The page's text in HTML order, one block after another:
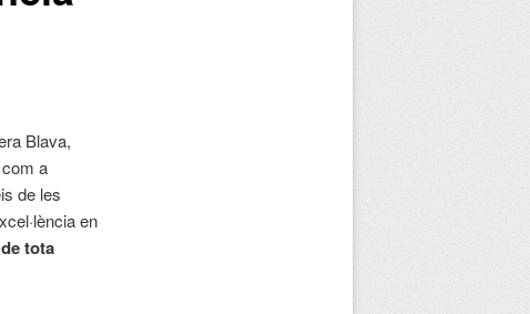
Blava,
a
de les
en
tota